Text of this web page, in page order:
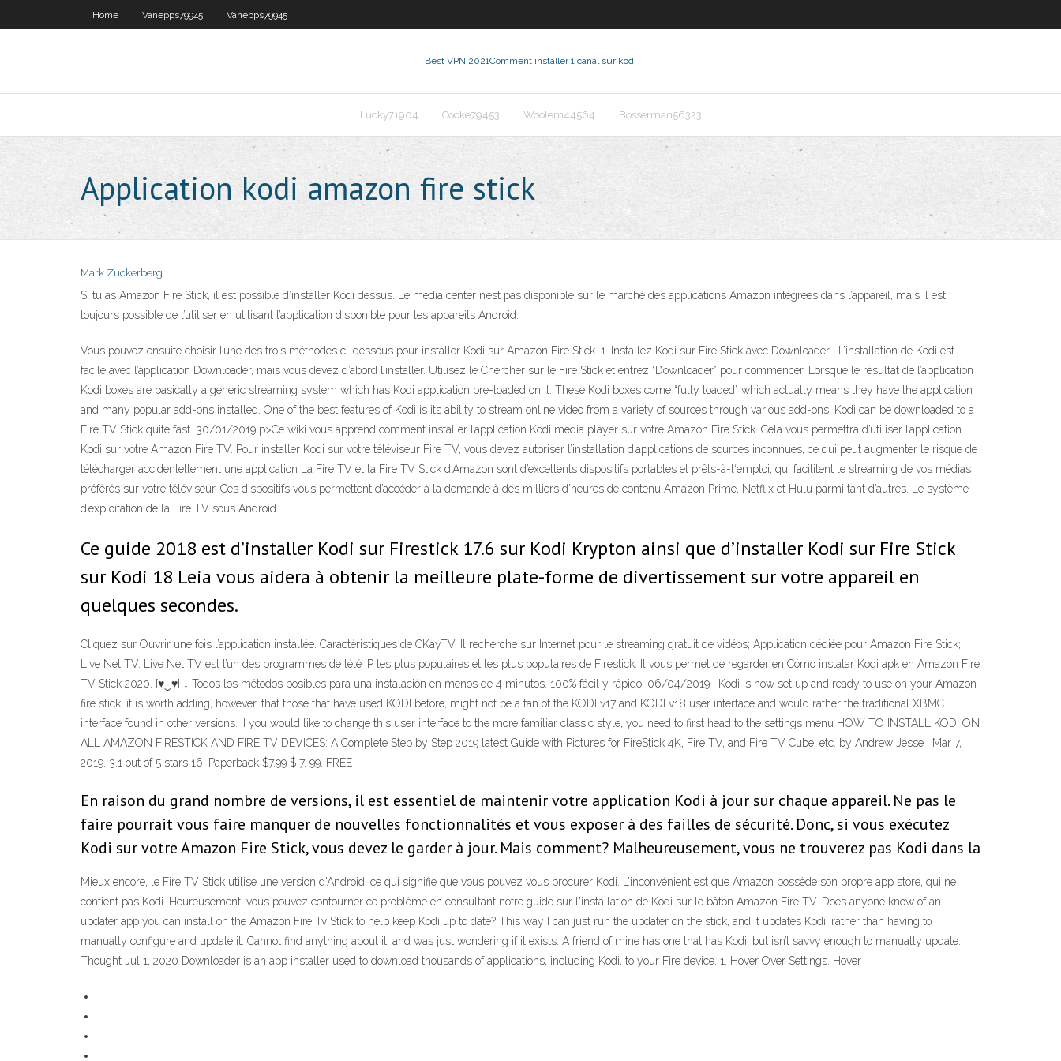
Home Vanepps79945 Vanepps79945
Best VPN 2021Comment installer 1 canal sur kodi
Lucky71904 Cooke79453 Woolem44564 Bosserman56323
Application kodi amazon fire stick
Mark Zuckerberg
Si tu as Amazon Fire Stick, il est possible d’installer Kodi dessus. Le media center n’est pas disponible sur le marché des applications Amazon intégrées dans l’appareil, mais il est
toujours possible de l’utiliser en utilisant l’application disponible pour les appareils Android.
Vous pouvez ensuite choisir l’une des trois méthodes ci-dessous pour installer Kodi sur Amazon Fire Stick. 1. Installez Kodi sur Fire Stick avec Downloader . L’installation de Kodi est
facile avec l’application Downloader, mais vous devez d’abord l’installer. Utilisez le Chercher sur le Fire Stick et entrez “Downloader” pour commencer. Lorsque le résultat de l’application
Kodi boxes are basically a generic streaming system which has Kodi application pre-loaded on it. These Kodi boxes come “fully loaded” which actually means they have the application
and many popular add-ons installed. One of the best features of Kodi is its ability to stream online video from a variety of sources through various add-ons. Kodi can be downloaded to a
Fire TV Stick quite fast. 30/01/2019 p>Ce wiki vous apprend comment installer l’application Kodi media player sur votre Amazon Fire Stick. Cela vous permettra d’utiliser l’application
Kodi sur votre Amazon Fire TV. Pour installer Kodi sur votre téléviseur Fire TV, vous devez autoriser l’installation d’applications de sources inconnues, ce qui peut augmenter le risque de
télécharger accidentellement une application La Fire TV et la Fire TV Stick d’Amazon sont d’excellents dispositifs portables et prêts-à-l‘emploi, qui facilitent le streaming de vos médias
préférés sur votre téléviseur. Ces dispositifs vous permettent d’accéder à la demande à des milliers d’heures de contenu Amazon Prime, Netflix et Hulu parmi tant d’autres. Le système
d’exploitation de la Fire TV sous Android
Ce guide 2018 est d’installer Kodi sur Firestick 17.6 sur Kodi Krypton ainsi que d’installer Kodi sur Fire Stick
sur Kodi 18 Leia vous aidera à obtenir la meilleure plate-forme de divertissement sur votre appareil en
quelques secondes.
Cliquez sur Ouvrir une fois l’application installée. Caractéristiques de CKayTV. Il recherche sur Internet pour le streaming gratuit de vidéos; Application dédiée pour Amazon Fire Stick;
Live Net TV. Live Net TV est l’un des programmes de télé IP les plus populaires et les plus populaires de Firestick. Il vous permet de regarder en Cómo instalar Kodi apk en Amazon Fire
TV Stick 2020. {♥‿♥} ↓ Todos los métodos posibles para una instalación en menos de 4 minutos. 100% fácil y rápido. 06/04/2019 · Kodi is now set up and ready to use on your Amazon
fire stick. it is worth adding, however, that those that have used KODI before, might not be a fan of the KODI v17 and KODI v18 user interface and would rather the traditional XBMC
interface found in other versions. iI you would like to change this user interface to the more familiar classic style, you need to first head to the settings menu HOW TO INSTALL KODI ON
ALL AMAZON FIRESTICK AND FIRE TV DEVICES: A Complete Step by Step 2019 latest Guide with Pictures for FireStick 4K, Fire TV, and Fire TV Cube, etc. by Andrew Jesse | Mar 7,
2019. 3.1 out of 5 stars 16. Paperback $7.99 $ 7. 99. FREE
En raison du grand nombre de versions, il est essentiel de maintenir votre application Kodi à jour sur chaque appareil. Ne pas le
faire pourrait vous faire manquer de nouvelles fonctionnalités et vous exposer à des failles de sécurité. Donc, si vous exécutez
Kodi sur votre Amazon Fire Stick, vous devez le garder à jour. Mais comment? Malheureusement, vous ne trouverez pas Kodi dans la
Mieux encore, le Fire TV Stick utilise une version d'Android, ce qui signifie que vous pouvez vous procurer Kodi. L’inconvénient est que Amazon possède son propre app store, qui ne
contient pas Kodi. Heureusement, vous pouvez contourner ce problème en consultant notre guide sur l'installation de Kodi sur le bâton Amazon Fire TV. Does anyone know of an
updater app you can install on the Amazon Fire Tv Stick to help keep Kodi up to date? This way I can just run the updater on the stick, and it updates Kodi, rather than having to
manually configure and update it. Cannot find anything about it, and was just wondering if it exists. A friend of mine has one that has Kodi, but isn’t savvy enough to manually update.
Thought Jul 1, 2020 Downloader is an app installer used to download thousands of applications, including Kodi, to your Fire device. 1. Hover Over Settings. Hover